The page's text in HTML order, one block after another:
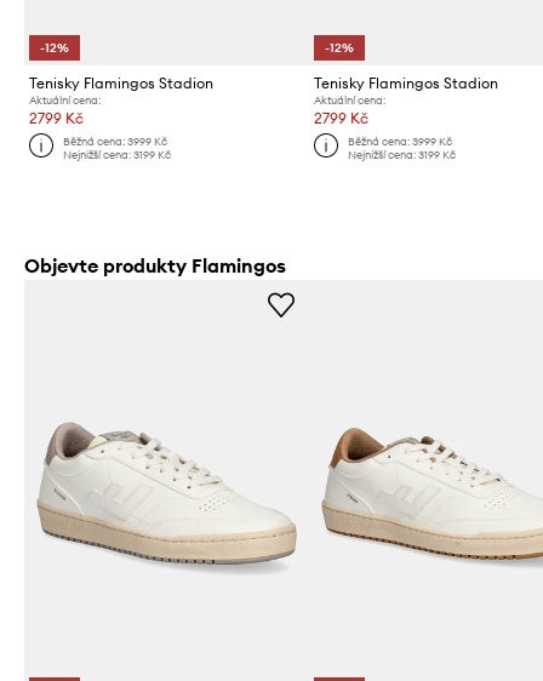
-12%
Tenisky Flamingos Stadion
Aktuální cena:
2799 Kč
Běžná cena:3999 Kč
Nejnižší cena:3199 Kč
-12%
Tenisky Flamingos Stadion
Aktuální cena:
2799 Kč
Běžná cena: 3999 Kč
Nejnižší cena: 3199 Kč
Objevte produkty Flamingos